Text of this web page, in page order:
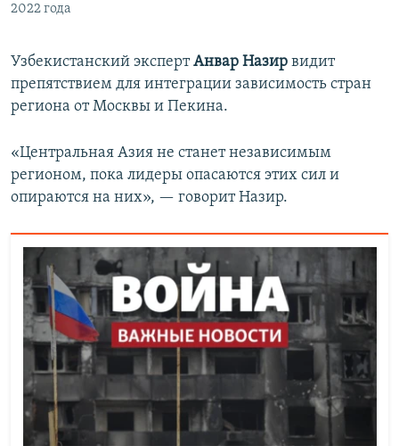
2022 года
Узбекистанский экспертАнвар Назир видит
препятствием для интеграции зависимость стран
региона от Москвы и Пекина.
«Центральная Азия не станет независимым
регионом, пока лидеры опасаются этих сил и
опираются на них», — говорит Назир.